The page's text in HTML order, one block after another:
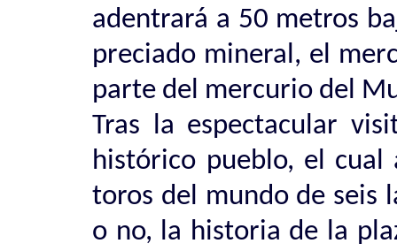
adentrará a 50 metros
preciado mineral, el
parte del mercurio del
Tras la espectacular
histórico pueblo, el cual
toros del mundo de seis
o no, la historia de la